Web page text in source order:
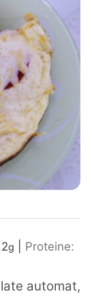
g
Proteine: